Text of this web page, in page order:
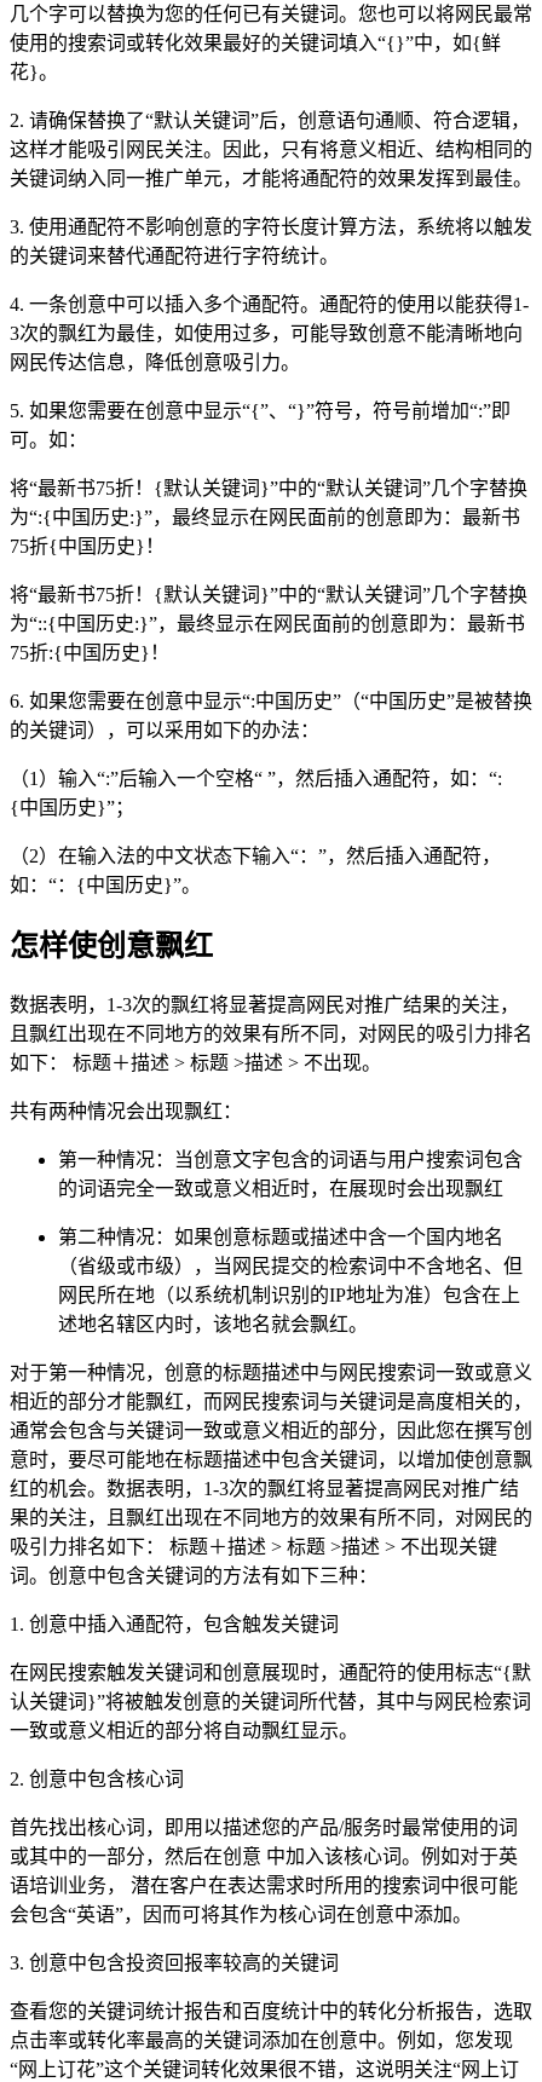
几个字可以替换为您的任何已有关键词。您也可以将网民最常
使用的搜索词或转化效果最好的关键词填入“{}”中，如{鲜
花}。
2. 请确保替换了“默认关键词”后，创意语句通顺、符合逻辑，
这样才能吸引网民关注。因此，只有将意义相近、结构相同的
关键词纳入同一推广单元，才能将通配符的效果发挥到最佳。
3. 使用通配符不影响创意的字符长度计算方法，系统将以触发
的关键词来替代通配符进行字符统计。
4. 一条创意中可以插入多个通配符。通配符的使用以能获得1-
3次的飘红为最佳，如使用过多，可能导致创意不能清晰地向
网民传达信息，降低创意吸引力。
5. 如果您需要在创意中显示“{”、“}”符号，符号前增加“:”即
可。如：
将“最新书75折！{默认关键词}”中的“默认关键词”几个字替换
为“:{中国历史:}”，最终显示在网民面前的创意即为：最新书
75折{中国历史}！
将“最新书75折！{默认关键词}”中的“默认关键词”几个字替换
为“::{中国历史:}”，最终显示在网民面前的创意即为：最新书
75折:{中国历史}！
6. 如果您需要在创意中显示“:中国历史”（“中国历史”是被替换
的关键词），可以采用如下的办法：
（1）输入“:”后输入一个空格“ ”，然后插入通配符，如：“:
{中国历史}”；
（2）在输入法的中文状态下输入“：”，然后插入通配符，
如：“：{中国历史}”。
怎样使创意飘红
数据表明，1-3次的飘红将显著提高网民对推广结果的关注，
且飘红出现在不同地方的效果有所不同，对网民的吸引力排名
如下： 标题＋描述 > 标题 >描述 > 不出现。
共有两种情况会出现飘红：
第一种情况：当创意文字包含的词语与用户搜索词包含
的词语完全一致或意义相近时，在展现时会出现飘红
第二种情况：如果创意标题或描述中含一个国内地名
（省级或市级），当网民提交的检索词中不含地名、但
网民所在地（以系统机制识别的IP地址为准）包含在上
述地名辖区内时，该地名就会飘红。
对于第一种情况，创意的标题描述中与网民搜索词一致或意义
相近的部分才能飘红，而网民搜索词与关键词是高度相关的，
通常会包含与关键词一致或意义相近的部分，因此您在撰写创
意时，要尽可能地在标题描述中包含关键词，以增加使创意飘
红的机会。数据表明，1-3次的飘红将显著提高网民对推广结
果的关注，且飘红出现在不同地方的效果有所不同，对网民的
吸引力排名如下： 标题＋描述 > 标题 >描述 > 不出现关键
词。创意中包含关键词的方法有如下三种：
1. 创意中插入通配符，包含触发关键词
在网民搜索触发关键词和创意展现时，通配符的使用标志“{默
认关键词}”将被触发创意的关键词所代替，其中与网民检索词
一致或意义相近的部分将自动飘红显示。
2. 创意中包含核心词
首先找出核心词，即用以描述您的产品/服务时最常使用的词
或其中的一部分，然后在创意 中加入该核心词。例如对于英
语培训业务， 潜在客户在表达需求时所用的搜索词中很可能
会包含“英语”，因而可将其作为核心词在创意中添加。
3. 创意中包含投资回报率较高的关键词
查看您的关键词统计报告和百度统计中的转化分析报告，选取
点击率或转化率最高的关键词添加在创意中。例如，您发现
“网上订花”这个关键词转化效果很不错，这说明关注“网上订